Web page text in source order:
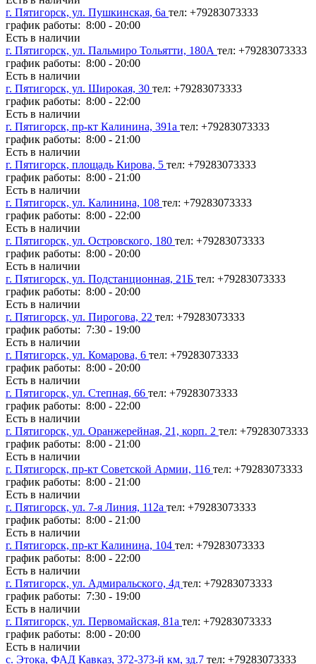
г. Пятигорск, ул. Пушкинская, 6а тел: +79283073333
график работы: 8:00 - 20:00
Есть в наличии
г. Пятигорск, ул. Пальмиро Тольятти, 180А тел: +79283073333
график работы: 8:00 - 20:00
Есть в наличии
г. Пятигорск, ул. Широкая, 30 тел: +79283073333
график работы: 8:00 - 22:00
Есть в наличии
г. Пятигорск, пр-кт Калинина, 391а тел: +79283073333
график работы: 8:00 - 21:00
Есть в наличии
г. Пятигорск, площадь Кирова, 5 тел: +79283073333
график работы: 8:00 - 21:00
Есть в наличии
г. Пятигорск, ул. Калинина, 108 тел: +79283073333
график работы: 8:00 - 22:00
Есть в наличии
г. Пятигорск, ул. Островского, 180 тел: +79283073333
график работы: 8:00 - 20:00
Есть в наличии
г. Пятигорск, ул. Подстанционная, 21Б тел: +79283073333
график работы: 8:00 - 20:00
Есть в наличии
г. Пятигорск, ул. Пирогова, 22 тел: +79283073333
график работы: 7:30 - 19:00
Есть в наличии
г. Пятигорск, ул. Комарова, 6 тел: +79283073333
график работы: 8:00 - 20:00
Есть в наличии
г. Пятигорск, ул. Степная, 66 тел: +79283073333
график работы: 8:00 - 22:00
Есть в наличии
г. Пятигорск, ул. Оранжерейная, 21, корп. 2 тел: +79283073333
график работы: 8:00 - 21:00
Есть в наличии
г. Пятигорск, пр-кт Советской Армии, 116 тел: +79283073333
график работы: 8:00 - 21:00
Есть в наличии
г. Пятигорск, ул. 7-я Линия, 112а тел: +79283073333
график работы: 8:00 - 21:00
Есть в наличии
г. Пятигорск, пр-кт Калинина, 104 тел: +79283073333
график работы: 8:00 - 22:00
Есть в наличии
г. Пятигорск, ул. Адмиральского, 4д тел: +79283073333
график работы: 7:30 - 19:00
Есть в наличии
г. Пятигорск, ул. Первомайская, 81а тел: +79283073333
график работы: 8:00 - 20:00
Есть в наличии
с. Этока, ФАД Кавказ, 372-373-й км, зд.7 тел: +79283073333